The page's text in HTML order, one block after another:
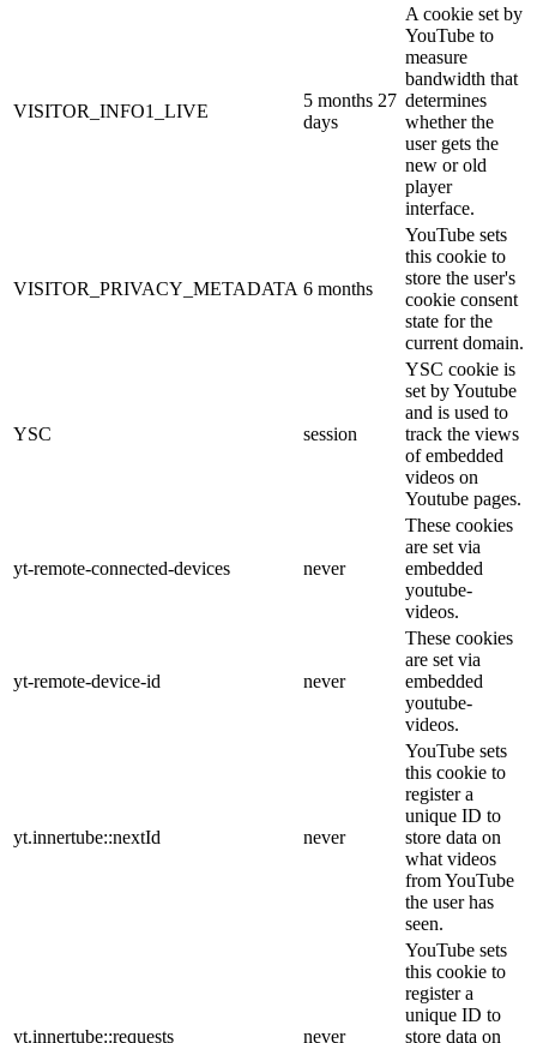
VISITOR_INFO1_LIVE
5 months 27
days
A cookie set by
YouTube to
measure
bandwidth that
determines
whether the
user gets the
new or old
player
interface.
VISITOR_PRIVACY_METADATA 6 months
YouTube sets
this cookie to
store the user's
cookie consent
state for the
current domain.
YSC session
YSC cookie is
set by Youtube
and is used to
track the views
of embedded
videos on
Youtube pages.
yt-remote-connected-devices never
These cookies
are set via
embedded
youtube-
videos.
yt-remote-device-id never
These cookies
are set via
embedded
youtube-
videos.
yt.innertube::nextId never
YouTube sets
this cookie to
register a
unique ID to
store data on
what videos
from YouTube
the user has
seen.
yt.innertube::requests never
YouTube sets
this cookie to
register a
unique ID to
store data on